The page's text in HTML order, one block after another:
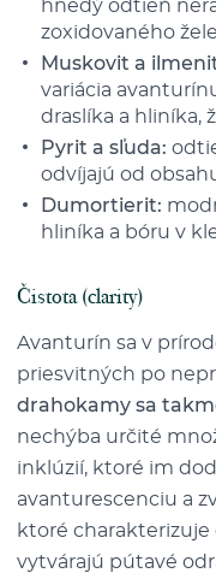
hnedý odtieň
zoxidovaného
Muskovit a
variácia
draslíka a hliníka,
Pyrit a sľuda:
odvíjajú od
Dumortierit:
hliníka a bóru v
Čistota (clarity)
Avanturín sa v
priesvitných po
drahokamy sa
nechýba určité
inklúzií, ktoré im
avanturescenciu a
ktoré
vytvárajú pútavé